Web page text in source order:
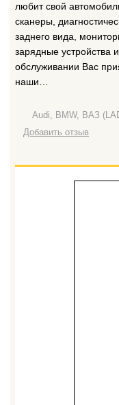
любит свой
сканеры,
заднего вида,
зарядные устройства
обслуживании Вас
наши…
Audi, BMW, ВАЗ
Добавить отзыв